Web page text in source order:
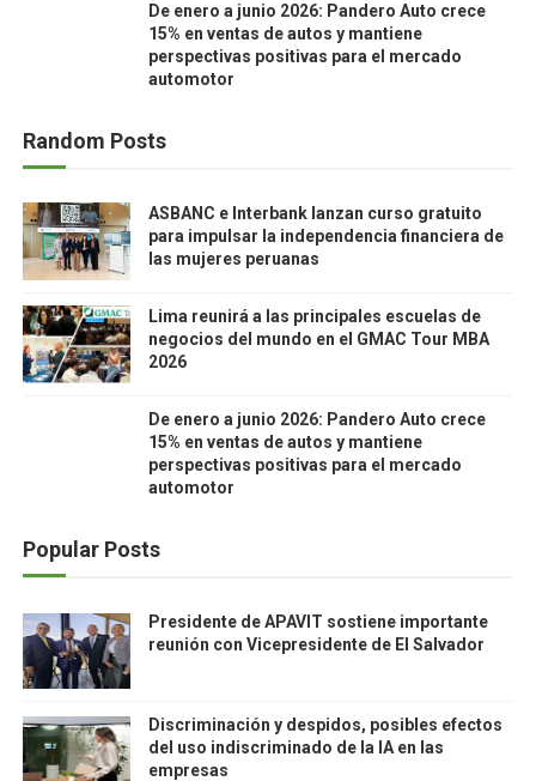
De enero a junio 2026: Pandero Auto crece
15% en ventas de autos y mantiene
perspectivas positivas para el mercado
automotor
Random Posts
ASBANC e Interbank lanzan curso gratuito
para impulsar la independencia financiera de
las mujeres peruanas
Lima reunirá a las principales escuelas de
negocios del mundo en el GMAC Tour MBA
2026
De enero a junio 2026: Pandero Auto crece
15% en ventas de autos y mantiene
perspectivas positivas para el mercado
automotor
Popular Posts
Presidente de APAVIT sostiene importante
reunión con Vicepresidente de El Salvador
Discriminación y despidos, posibles efectos
del uso indiscriminado de la IA en las
empresas